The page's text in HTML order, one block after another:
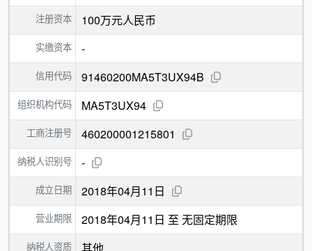
注册资本 100万元人民币
实缴资本 -
信用代码 91460200MA5T3UX94B
组织机构代码 MA5T3UX94
工商注册号 460200001215801
纳税人识别号 -
成立日期 2018年04月11日
营业期限 2018年04月11日 至 无固定期限
纳税人资质